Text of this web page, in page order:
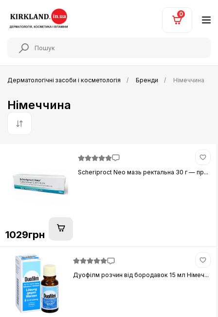
0
Дерматологічні засоби і косметологія Бренди Німеччина
Німеччина
За замовчуванням
Scheriproct Neo мазь ректальна 30 г — пр...
1029грн
Дуофілм розчин від бородавок 15 мл Німеч...